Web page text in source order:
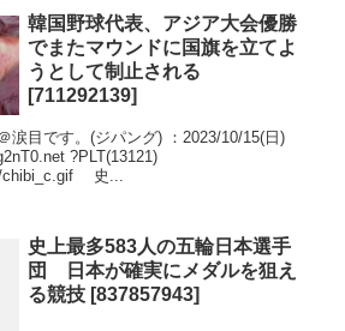
韓国野球代表、アジア大会優勝
でまたマウンドに国旗を立てよ
うとして制止される
[711292139]
涙目です。(ジパング) ：2023/10/15(日)
?PLT(13121)
chibi_c.gif 史...
史上最多583人の五輪日本選手
団 日本が確実にメダルを狙え
る競技 [837857943]